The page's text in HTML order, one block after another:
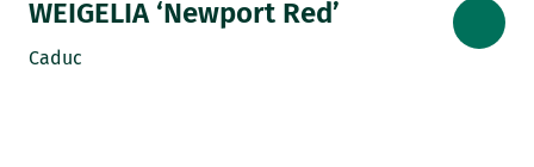
WEIGELIA ‘Newport Red’
Caduc